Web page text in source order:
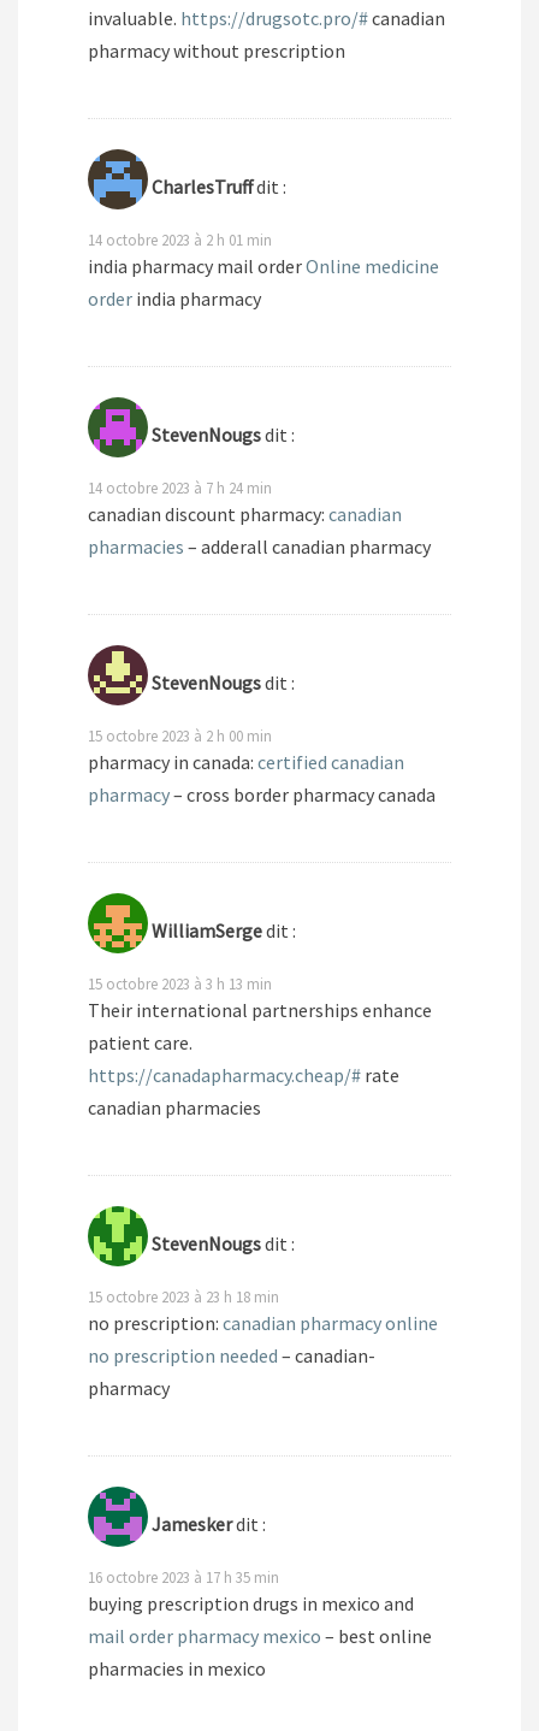
invaluable. https://drugsotc.pro/#canadian
pharmacy without prescription
CharlesTruffdit :
14 octobre 2023 à 2 h 01 min
india pharmacy mail orderOnline medicine
order india pharmacy
StevenNougsdit :
14 octobre 2023 à 7 h 24 min
canadian discount pharmacy: canadian
pharmacies – adderall canadian pharmacy
StevenNougsdit :
15 octobre 2023 à 2 h 00 min
pharmacy in canada: certified canadian
pharmacy– cross border pharmacy canada
WilliamSergedit :
15 octobre 2023 à 3 h 13 min
Their international partnerships enhance
patient care.
https://canadapharmacy.cheap/# rate
canadian pharmacies
StevenNougsdit :
15 octobre 2023 à 23 h 18 min
no prescription: canadian pharmacy online
no prescription needed – canadian-
pharmacy
Jameskerdit :
16 octobre 2023 à 17 h 35 min
buying prescription drugs in mexico and
mail order pharmacy mexico – best online
pharmacies in mexico